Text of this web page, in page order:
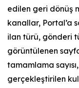
edilen geri dönüş
kanallar, Portal’a
ilan türü, gönderi
görüntülenen
tamamlama
gerçekleştirilen